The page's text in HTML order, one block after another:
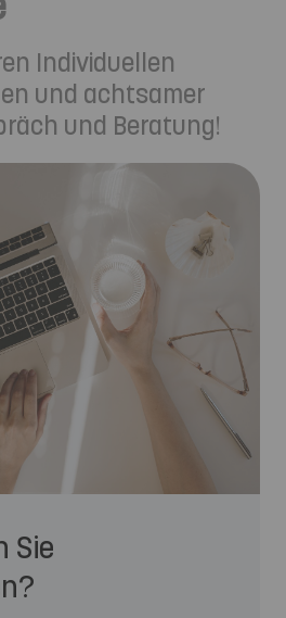
Individuellen
und achtsamer
und Beratung!
Sie